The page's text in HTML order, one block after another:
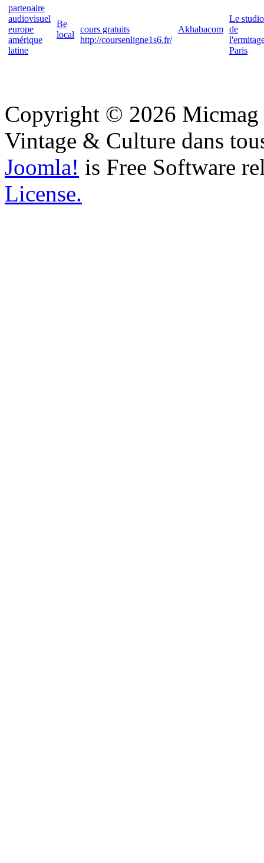
partenaire
audiovisuel
europe
amérique
latine
Be
local
cours gratuits
http://coursenligne1s6.fr/
Akhabacom
Le studio
de
Paris
Copyright © 2026 Micmag
Vintage & Culture dans
Joomla! is Free Software
License.